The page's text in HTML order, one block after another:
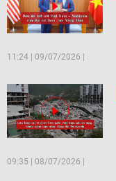
11:24 09/07/2026
09:35 08/07/2026